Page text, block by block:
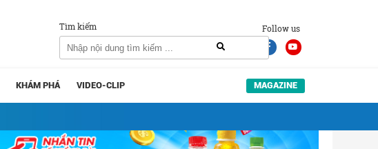
Follow us
Tìm kiếm
KHÁM PHÁ VIDEO-CLIP MAGAZINE